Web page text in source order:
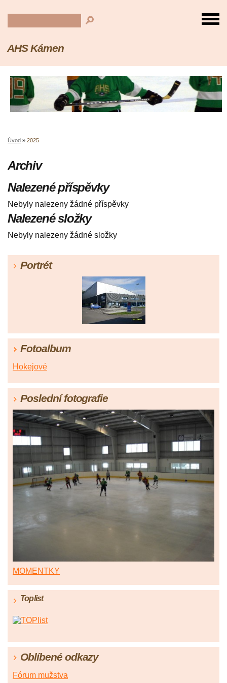
AHS Kámen
Úvod » 2025
Archiv
Nalezené příspěvky
Nebyly nalezeny žádné příspěvky
Nalezené složky
Nebyly nalezeny žádné složky
Portrét
Fotoalbum
Hokejové
Poslední fotografie
MOMENTKY
Toplist
Oblíbené odkazy
Fórum mužstva